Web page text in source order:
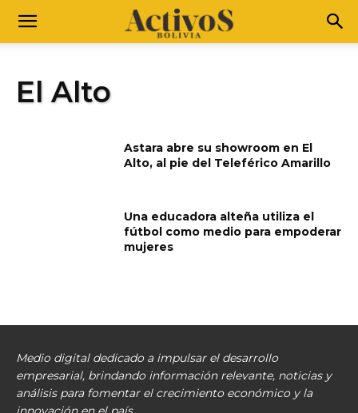
El Alto
Astara abre su showroom en El
Alto, al pie del Teleférico Amarillo
Una educadora alteña utiliza el
fútbol como medio para empoderar
mujeres
Medio digital dedicado a impulsar el desarrollo
empresarial, brindando información relevante, noticias y
análisis para fomentar el crecimiento económico y la